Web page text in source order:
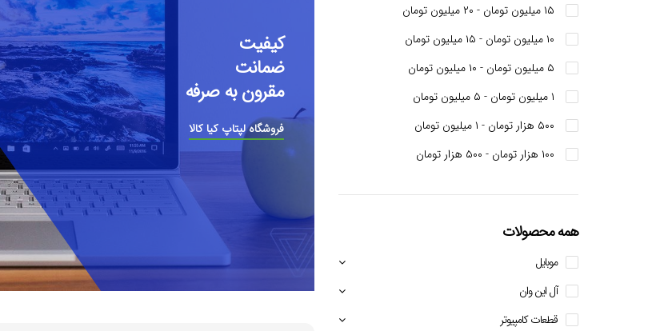
کیفیت
ضمانت
مقرون به صرفه
فروشگاه لپتاپ کیا کالا
همه محصولات
موبايل
آل این وان
قطعات کامپیوتر